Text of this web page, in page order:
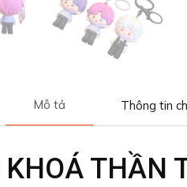
Mô tả Thông tin
THẦN